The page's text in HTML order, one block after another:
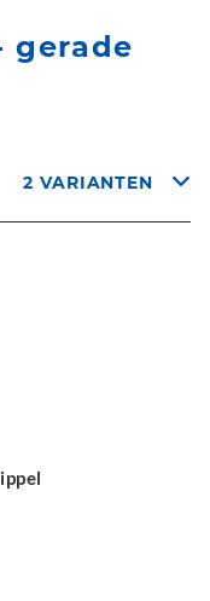
gerade
2 VARIANTEN